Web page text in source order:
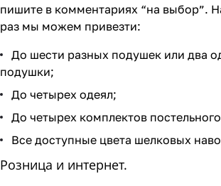
пишите в комментариях “на выбор”.
раз мы можем привезти:
До шести разных подушек или два
подушки;
До четырех одеял;
До четырех комплектов
Все доступные цвета шелковых
Розница и интернет.